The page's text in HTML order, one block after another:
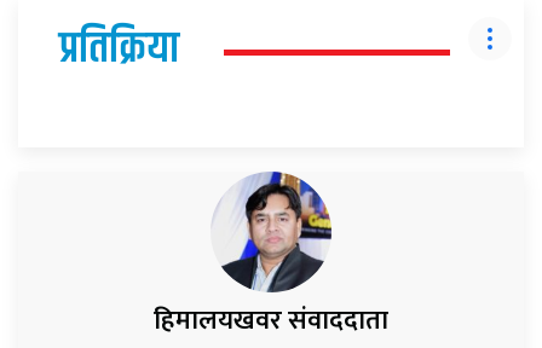
प्रतिक्रिया
हिमालयखवर संवाददाता